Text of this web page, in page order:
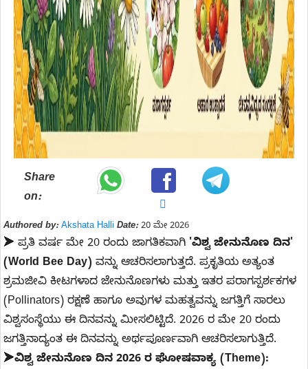
Share
on:
Authored by: Akshata Halli Date:20 ಮೇ 2026
➤ ಪ್ರತಿ ವರ್ಷ ಮೇ 20 ರಂದು ಜಾಗತಿಕವಾಗಿ 'ವಿಶ್ವ ಜೇನುನೊಣ ದಿನ'
(World Bee Day) ವನ್ನು ಆಚರಿಸಲಾಗುತ್ತದೆ. ಪ್ರಕೃತಿಯ ಅತ್ಯಂತ
ಶ್ರಮಜೀವಿ ಕೀಟಗಳಾದ ಜೇನುನೊಣಗಳು ಮತ್ತು ಇತರ ಪರಾಗಸ್ಪರ್ಶಕಗಳ
(Pollinators) ರಕ್ಷಣೆ ಹಾಗೂ ಅವುಗಳ ಮಹತ್ವವನ್ನು ಜಗತ್ತಿಗೆ ಸಾರಲು
ವಿಶ್ವಸಂಸ್ಥೆಯು ಈ ದಿನವನ್ನು ಮೀಸಲಿಟ್ಟಿದೆ. 2026 ರ ಮೇ 20 ರಂದು
ಜಗತ್ತಿನಾದ್ಯಂತ ಈ ದಿನವನ್ನು ಅರ್ಥಪೂರ್ಣವಾಗಿ ಆಚರಿಸಲಾಗುತ್ತಿದೆ.
➤ವಿಶ್ವ ಜೇನುನೊಣ ದಿನ 2026 ರ ಘೋಷವಾಕ್ಯ (Theme):